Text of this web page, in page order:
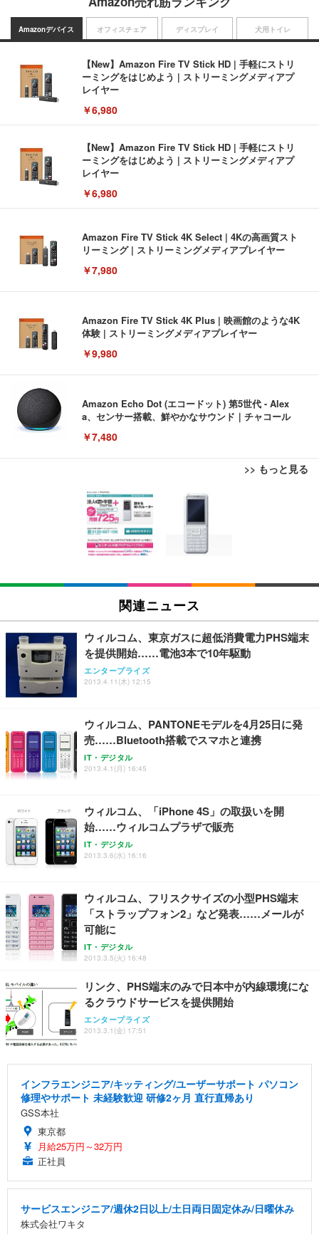
Amazonデバイス
【New】Amazon Fire TV Stick HD | 手軽にストリ
ーミングをはじめよう | ストリーミングメディアプ
レイヤー
￥6,980
【New】Amazon Fire TV Stick HD | 手軽にストリ
ーミングをはじめよう | ストリーミングメディアプ
レイヤー
￥6,980
Amazon Fire TV Stick 4K Select | 4Kの高画質スト
リーミング | ストリーミングメディアプレイヤー
￥7,980
Amazon Fire TV Stick 4K Plus | 映画館のような4K
体験 | ストリーミングメディアプレイヤー
￥9,980
Amazon Echo Dot (エコードット) 第5世代 - Alex
a、センサー搭載、鮮やかなサウンド｜チャコール
￥7,480
>> もっと見る
オフィスチェア
[EdoErgo] オフィスチェア 椅子 テレワーク 疲れな
い 跳ね上げ式アームレスト コンパクト 約105度ロッ
キング pc 事務椅子 360度回転 座面昇降 強化ナイロ
ン樹脂ベース 通気性メッシュ 在宅ワーク H-WY01
(黒網+黒枠+黒足)
￥5,699
SIHOO B100 オフィスチェア／デスクチェア メッシ
ュチェア 人間工学 疲れない ブラック
￥27,999
Sezlife オフィスチェア デスクチェア 疲れない テレ
ワーク チェア 強化バックレスト 30度ロッキング機
能 人間工学 椅子 腰サポート 90度跳ね上げ式アーム
務用 おしゃれ パソコンチェア (ブラック)
Sezlife オフィスチェア デスクチェア 疲れない テレ
ワーク チェア 強化バックレスト 30度ロッキング機
能 人間工学 椅子 腰サポート 90度跳ね上げ式アーム
務用 おしゃれ パソコンチェア (ホワイト)
ANDWINT オフィスチェア デスクチェア 肘なし メ
ッシュ 通気性 ランバーサポート付き 腰サポート ガ
ス圧無段階昇降 360度回転 キャスター付き コンパク
ディスプレイ
EIZO ビジネス向けプレミアムモニター | FlexScan
EV3240X-WT | 31.5型4K UHD・USB Type-C・ホワ
イト
￥105,595
EIZO ビジネス向けプレミアムモニター | FlexScan
￥109,572
【純正品】27"ゲーミングモニター DualSense 充電
フック付き（CFI-ZDM1J）
【整備済み品】Dell E2724HS 27インチ 液晶モニタ
ー フルHD（1920×1080）VA 非光沢 HDMI/DisplayP
ort/VGA スピーカー内蔵 高さ調整 スイベル VESA対
【MiniLED/24.5inch/280Hz/FHD】GRAPHT THE S
HOOTER Gaming Monitor 24” Essential ゲーミン
グモニター QD 24.5インチ 1ms FHD 量子ドット 残
犬用トイレ
Amazonベーシック ペットシーツ 薄型 レギュラー 1
回使い捨て 無香料 ホワイト 300枚
￥3,373
Amazonベーシック ペットシーツ 厚型 ワイド 42枚
x2袋(84枚) ホワイト(吸収面:ライトブルー)
￥3,234
ネオ・ルーライフ ネオ・オムツ L 中型犬用 26枚入
り 単品
Smart Basic(スマートベーシック) 【Amazon.co.jp
限定】 Smart Basic アイリスオーヤマ ペットシーツ
超厚型 お徳用 ワイド 100枚入 (x 1) (ケース販売)
アイリスオーヤマ ペットシーツ 超厚型 お徳用 レギ
ュラー 200枚入【Amazon.co.jp限定】
関連ニュース
ウィルコム、東京ガスに超低消費電力PHS端末
を提供開始……電池3本で10年駆動
エンタープライズ
2013.4.11(木) 12:15
ウィルコム、PANTONEモデルを4月25日に発
売……Bluetooth搭載でスマホと連携
IT・デジタル
2013.4.1(月) 16:45
ウィルコム、「iPhone 4S」の取扱いを開
始……ウィルコムプラザで販売
IT・デジタル
2013.3.6(水) 16:16
ウィルコム、フリスクサイズの小型PHS端末
「ストラップフォン2」など発表……メールが
可能に
IT・デジタル
2013.3.5(火) 16:48
リンク、PHS端末のみで日本中が内線環境にな
るクラウドサービスを提供開始
エンタープライズ
2013.3.1(金) 17:51
インフラエンジニア/キッティング/ユーザーサポート パソコン
修理やサポート 未経験歓迎 研修2ヶ月 直行直帰あり
GSS本社
東京都
月給25万円～32万円
正社員
サービスエンジニア/週休2日以上/土日両日固定休み/日曜休み
株式会社ワキタ